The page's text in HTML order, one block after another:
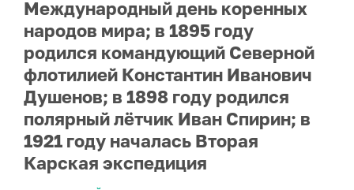
Международный день коренных
народов мира; в 1895 году
родился командующий Северной
флотилией Константин Иванович
Душенов; в 1898 году родился
полярный лётчик Иван Спирин; в
1921 году началась Вторая
Карская экспедиция